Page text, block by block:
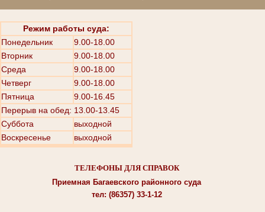
Режим работы суда:
Понедельник
9.00-18.00
Вторник
9.00-18.00
Среда
9.00-18.00
Четверг
9.00-18.00
Пятница
9.00-16.45
Перерыв на обед: 13.00-13.45
Суббота
выходной
Воскресенье
выходной
ТЕЛЕФОНЫ ДЛЯ СПРАВОК
Приемная Багаевского районного суда
тел: (86357) 33-1-12